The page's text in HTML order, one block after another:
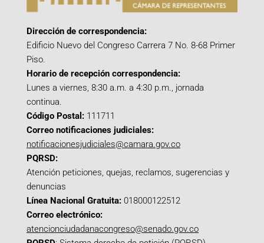
Dirección de correspondencia:
Edificio Nuevo del Congreso Carrera 7 No. 8-68 Primer
Piso.
Horario de recepción correspondencia:
Lunes a viernes, 8:30 a.m. a 4:30 p.m., jornada
continua.
Código Postal: 111711
Correo notificaciones judiciales:
notificacionesjudiciales@camara.gov.co
PQRSD:
Atención peticiones, quejas, reclamos, sugerencias y
denuncias
Línea Nacional Gratuita: 018000122512
Correo electrónico:
atencionciudadanacongreso@senado.gov.co